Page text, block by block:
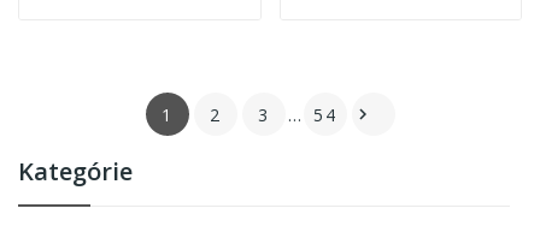
Kategórie
1 2 3 … 54 